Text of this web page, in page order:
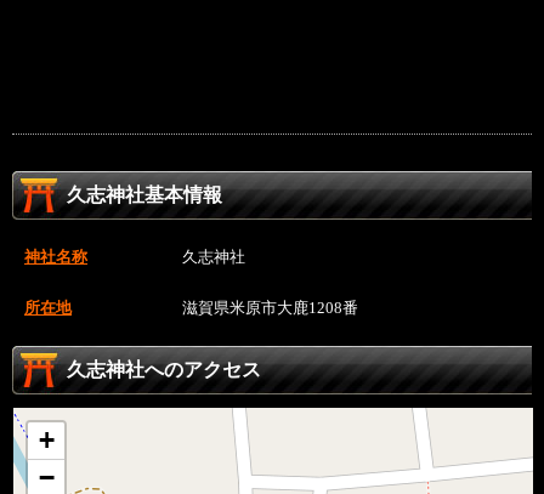
久志神社基本情報
神社名称 久志神社
所在地 滋賀県米原市大鹿1208番
久志神社へのアクセス
+
−